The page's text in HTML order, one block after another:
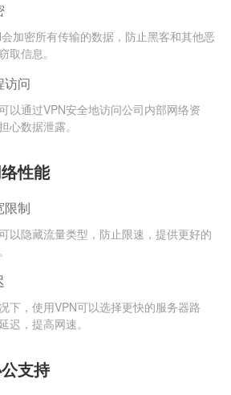
加密所有传输的数据，防止黑客和其他恶
取信息。
访问
以通过VPN安全地访问公司内部网络资
心数据泄露。
性能
限制
以隐藏流量类型，防止限速，提供更好的
下，使用VPN可以选择更快的服务器路
迟，提高网速。
支持